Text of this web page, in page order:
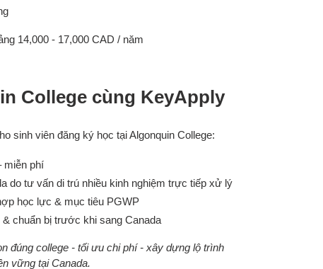
14,000 - 17,000 CAD / năm
College cùng KeyApply
sinh viên đăng ký học tại Algonquin College:
miễn phí
do tư vấn di trú nhiều kinh nghiệm trực tiếp xử lý
học lực & mục tiêu PGWP
chuẩn bị trước khi sang Canada
đúng college - tối ưu chi phí - xây dựng lộ trình
vững tại Canada.